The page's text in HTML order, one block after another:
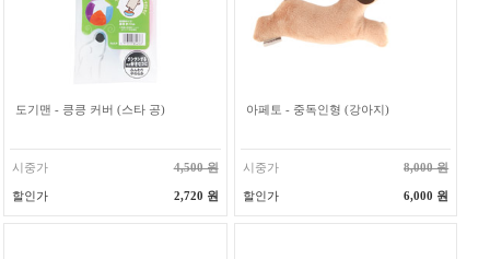
도기맨 - 킁킁 커버 (스타 공)
시중가 4,500 원
할인가 2,720 원
아페토 - 중독인형 (강아지)
시중가 8,000 원
할인가 6,000 원